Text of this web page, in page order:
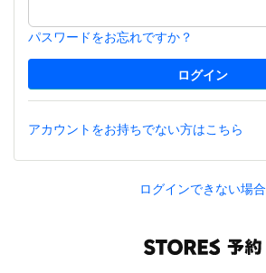
パスワードをお忘れですか？
アカウントをお持ちでない方はこちら
ログインできない場合